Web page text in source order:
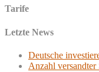
Tarife
Letzte News
Deutsche
Anzahl